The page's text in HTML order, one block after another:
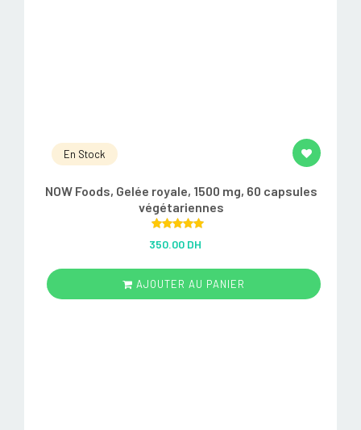
En Stock
NOW Foods, Gelée royale, 1500 mg, 60 capsules
végétariennes
out of 5
350.00 DH
AJOUTER AU PANIER